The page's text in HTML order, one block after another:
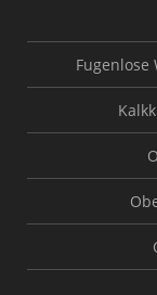
Fugenlose